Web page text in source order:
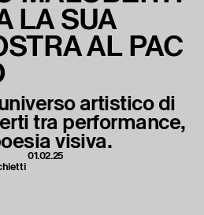
LA SUA
AL PAC
artistico di
tra performance,
visiva.
01.02.25